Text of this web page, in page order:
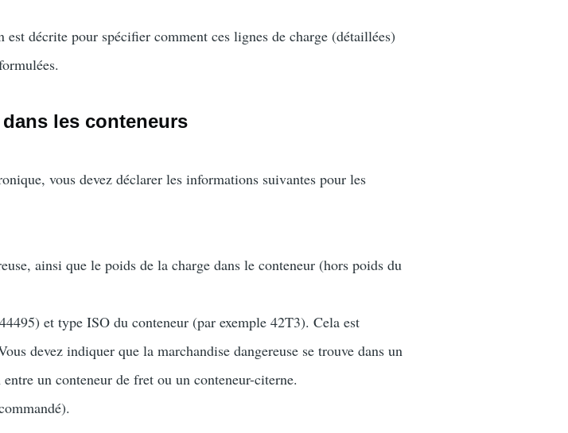
est décrite pour spécifier comment ces lignes de charge (détaillées)
les conteneurs
vous devez déclarer les informations suivantes pour les
ainsi que le poids de la charge dans le conteneur (hors poids du
et type ISO du conteneur (par exemple 42T3). Cela est
devez indiquer que la marchandise dangereuse se trouve dans un
un conteneur de fret ou un conteneur-citerne.